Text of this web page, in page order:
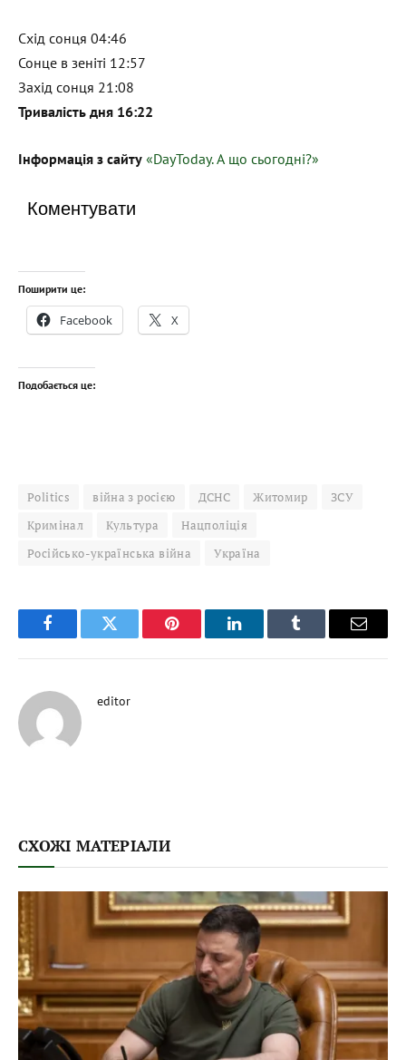
Схід сонця 04:46
Сонце в зеніті 12:57
Захід сонця 21:08
Тривалість дня 16:22
Інформація з сайту «DayToday. А що сьогодні?»
Коментувати
Поширити це:
Facebook X
Подобається це:
Politics війна з росією ДСНС Житомир
ЗСУ
Кримінал
Культура
Нацполіція
Російсько-українська війна
Україна
FacebookTwitter Pinterest LinkedInTumblr Email
editor
СХОЖІ МАТЕРІАЛИ